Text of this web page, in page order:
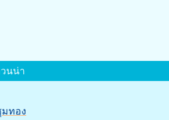
นน่า
มทอง